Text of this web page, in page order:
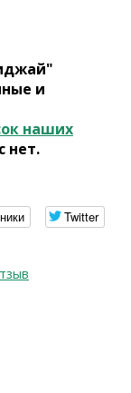
и
наших
нет.
Twitter